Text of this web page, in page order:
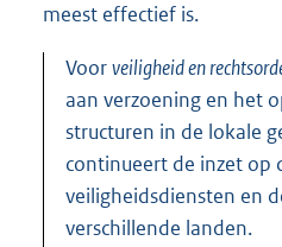
meest effectief is.
Voorveiligheid en
aan verzoening en het
structuren in de lokale
continueert de inzet op
veiligheidsdiensten en
verschillende landen.